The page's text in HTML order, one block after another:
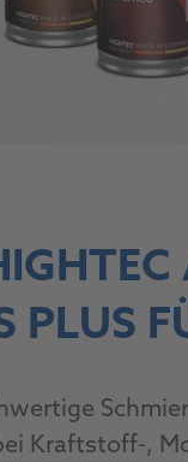
PLUS
Kraftstoff-,